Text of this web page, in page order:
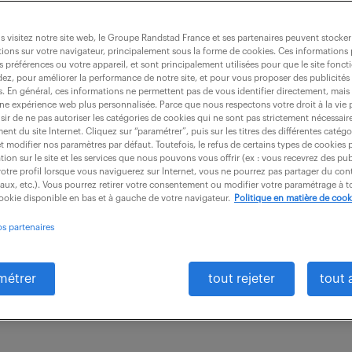
(électricité/électronique) (f/h)
intérim 12 mois 30 000 € / an
et schématique : Réaliser les plans
électriques des installations. Assurer le
visitez notre site web, le Groupe Randstad France et ses partenaires peuvent
sur votre navigateur, principalement sous la forme de cookies. Ces informations
préférences ou votre appareil, et sont principalement utilisées pour que le site
pour améliorer la performance de notre site, et pour vous proposer des publicités
En général, ces informations ne permettent pas de vous identifier directement,
expérience web plus personnalisée. Parce que nous respectons votre droit à la vie
de ne pas autoriser les catégories de cookies qui ne sont pas strictement
du site Internet. Cliquez sur “paramétrer”, puis sur les titres des différentes
modifier nos paramètres par défaut. Toutefois, le refus de certains types de cookies
sur le site et les services que nous pouvons vous offrir (ex : vous recevrez des
profil lorsque vous naviguerez sur Internet, vous ne pourrez pas partager du
etc.). Vous pourrez retirer votre consentement ou modifier votre paramétrage à
disponible en bas et à gauche de votre navigateur.
Politique en matière de
partenaires
tout rejeter tout